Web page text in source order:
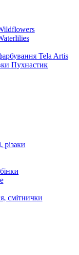
Tela Artis
Пухнастик
різаки
смітнички